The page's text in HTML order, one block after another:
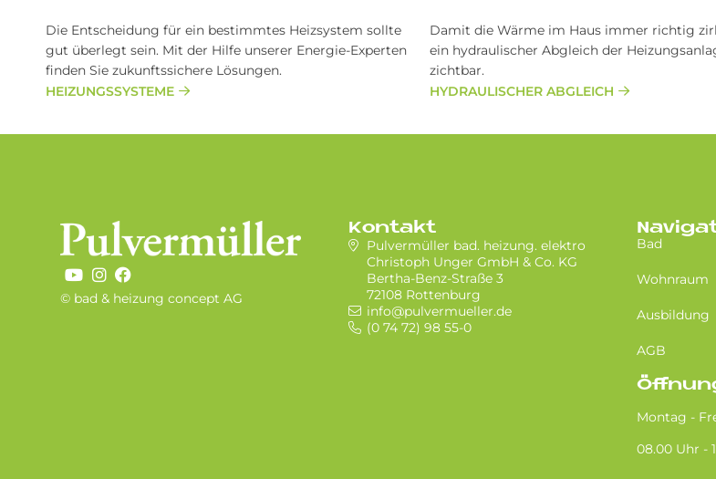
Die Entscheidung für ein bestimmtes Heizsystem sollte
gut überlegt sein. Mit der Hilfe unserer Energie-Experten
finden Sie zukunftssichere Lösungen.
HEIZUNGSSYSTEME
Da­mit die Wär­me im Haus im­mer rich­tig
ein hy­drau­li­scher Ab­gleich der
zicht­bar.
HYDRAULISCHER ABGLEICH
© bad & heizung concept AG
Kontakt
Pulvermüller bad. heizung. elektro
Christoph Unger GmbH & Co. KG
Bertha-Benz-Straße 3
72108 Rottenburg
info@pulvermueller.de
(0 74 72) 98 55-0
Bad
Wohnraum
Ausbildung
AGB
Montag -
08.00 Uhr -